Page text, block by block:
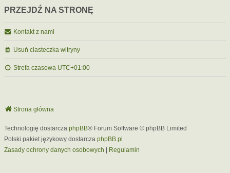
PRZEJDŹ NA STRONĘ
Kontakt z nami
Usuń ciasteczka witryny
Strefa czasowa UTC+01:00
Strona główna
Technologię dostarcza phpBB® Forum Software © phpBB Limited
Polski pakiet językowy dostarcza phpBB.pl
Zasady ochrony danych osobowych
Regulamin